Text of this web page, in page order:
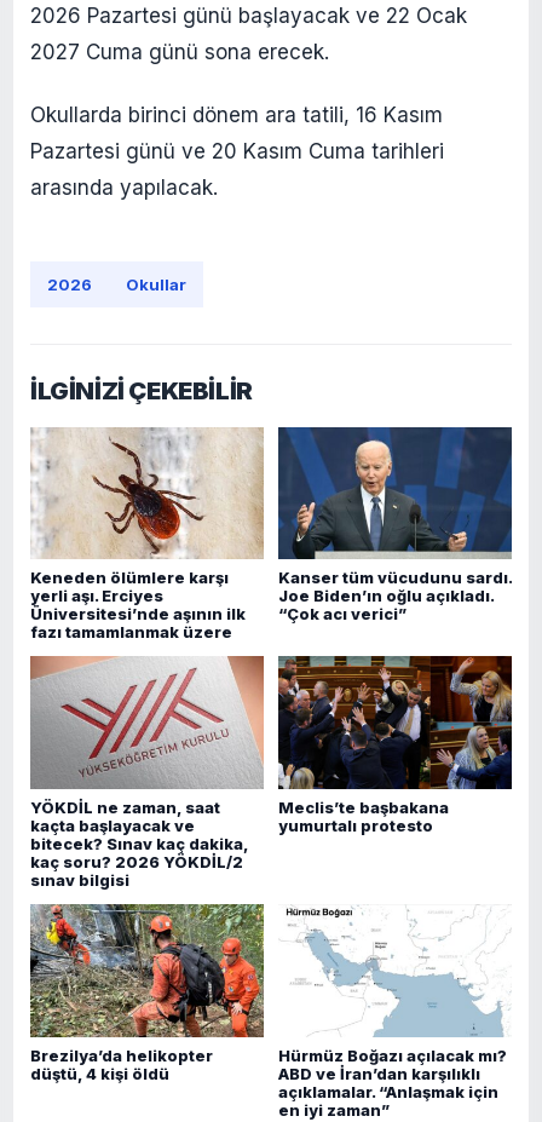
2026 Pazartesi günü başlayacak ve 22 Ocak
2027 Cuma günü sona erecek.
Okullarda birinci dönem ara tatili, 16 Kasım
Pazartesi günü ve 20 Kasım Cuma tarihleri
arasında yapılacak.
2026 Okullar
İLGİNİZİ ÇEKEBİLİR
Keneden ölümlere karşı
yerli aşı. Erciyes
Üniversitesi’nde aşının ilk
fazı tamamlanmak üzere
Kanser tüm vücudunu sardı.
Joe Biden’ın oğlu açıkladı.
“Çok acı verici”
YÖKDİL ne zaman, saat
kaçta başlayacak ve
bitecek? Sınav kaç dakika,
kaç soru? 2026 YÖKDİL/2
sınav bilgisi
Meclis’te başbakana
yumurtalı protesto
Brezilya’da helikopter
düştü, 4 kişi öldü
Hürmüz Boğazı açılacak mı?
ABD ve İran’dan karşılıklı
açıklamalar. “Anlaşmak için
en iyi zaman”